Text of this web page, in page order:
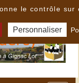
le contrôle sur
Personnaliser